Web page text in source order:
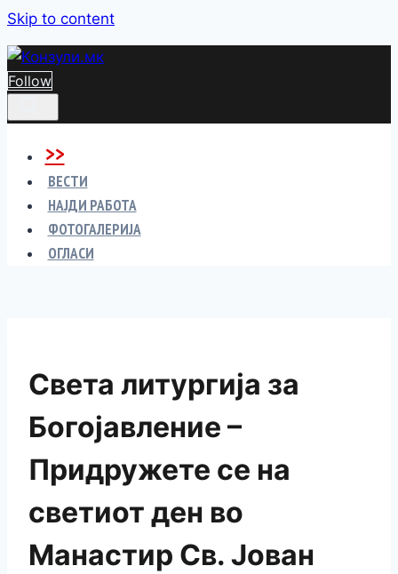
Skip to content
Follow
>>
ВЕСТИ
НАЈДИ РАБОТА
ФОТОГАЛЕРИЈА
ОГЛАСИ
Света литургија за
Богојавление –
Придружете се на
светиот ден во
Манастир Св. Јован